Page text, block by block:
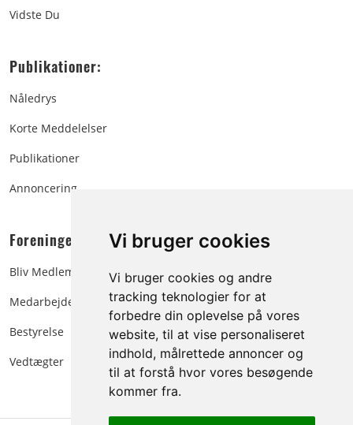
Vi bruger cookies
Vi bruger cookies og andre
tracking teknologier for at
forbedre din oplevelse på vores
website, til at vise personaliseret
indhold, målrettede annoncer og
til at forstå hvor vores besøgende
kommer fra.
Vidste Du
Publikationer:
Nåledrys
Korte Meddelelser
Publikationer
Annoncering
Foreningen:
Bliv Medlem
Medarbejdere
Bestyrelse
Vedtægter